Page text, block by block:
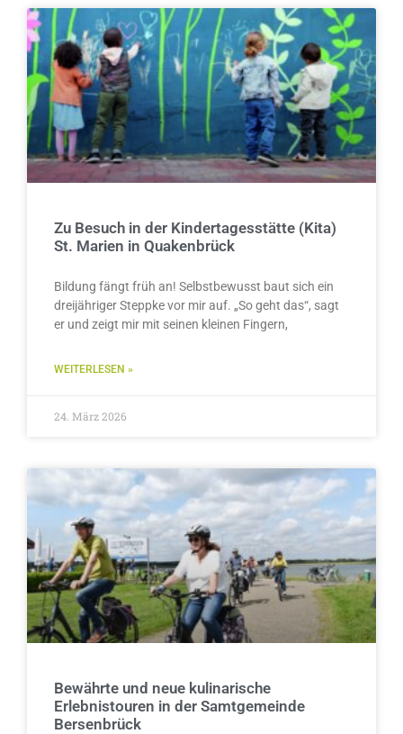
Zu Besuch in der Kindertagesstätte (Kita)
St. Marien in Quakenbrück
Bildung fängt früh an! Selbstbewusst baut sich ein
dreijähriger Steppke vor mir auf. „So geht das“, sagt
er und zeigt mir mit seinen kleinen Fingern,
WEITERLESEN »
24. März 2026
Bewährte und neue kulinarische
Erlebnistouren in der Samtgemeinde
Bersenbrück